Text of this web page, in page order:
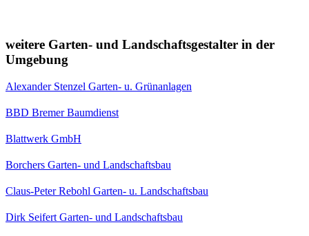
weitere Garten- und Landschaftsgestalter in der
Umgebung
Alexander Stenzel Garten- u. Grünanlagen
BBD Bremer Baumdienst
Blattwerk GmbH
Borchers Garten- und Landschaftsbau
Claus-Peter Rebohl Garten- u. Landschaftsbau
Dirk Seifert Garten- und Landschaftsbau